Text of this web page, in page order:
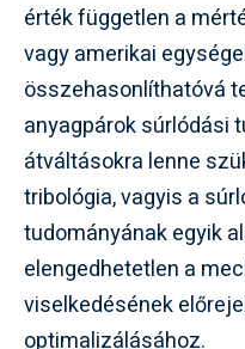
érték független a
vagy amerikai
összehasonlíthatóvá
anyagpárok súrlódási
átváltásokra lenne
tribológia, vagyis a
tudományának egyik
elengedhetetlen a
viselkedésének
optimalizálásához.